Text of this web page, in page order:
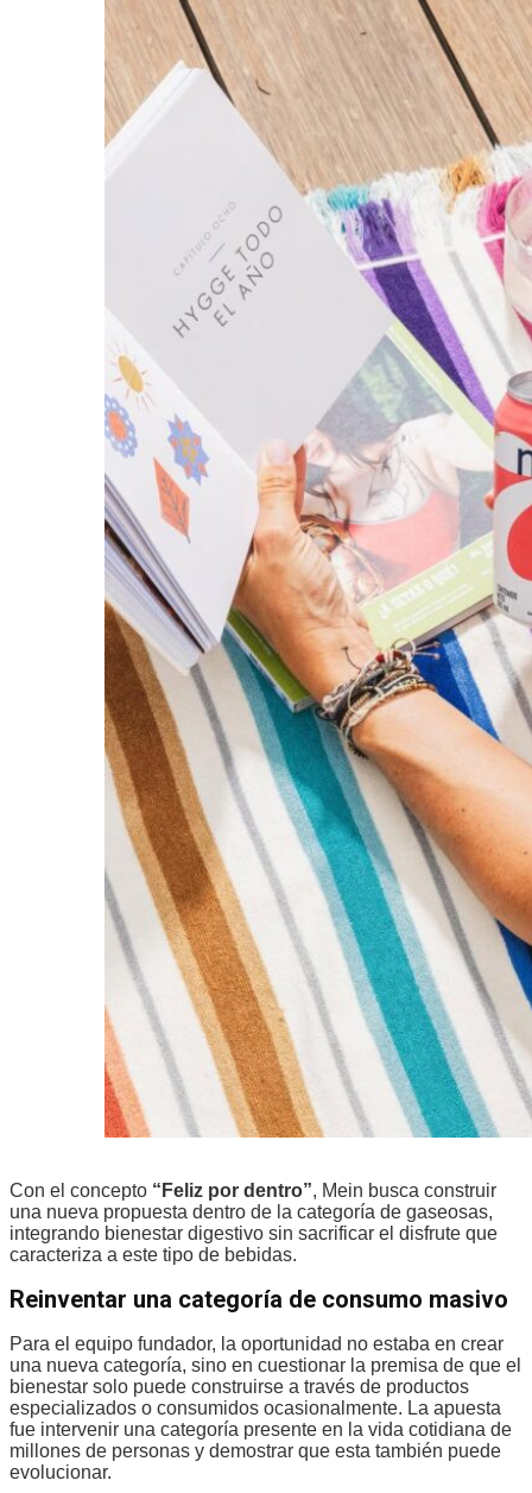
Con el concepto “Feliz por dentro”, Mein busca construir
una nueva propuesta dentro de la categoría de gaseosas,
integrando bienestar digestivo sin sacrificar el disfrute que
caracteriza a este tipo de bebidas.
Reinventar una categoría de consumo masivo
Para el equipo fundador, la oportunidad no estaba en crear
una nueva categoría, sino en cuestionar la premisa de que el
bienestar solo puede construirse a través de productos
especializados o consumidos ocasionalmente. La apuesta
fue intervenir una categoría presente en la vida cotidiana de
millones de personas y demostrar que esta también puede
evolucionar.